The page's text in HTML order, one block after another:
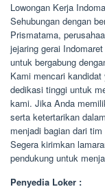
Lowongan Kerja
Sehubungan dengan
Prismatama,
jejaring gerai
untuk bergabung
Kami mencari
dedikasi tinggi untuk
kami. Jika Anda
serta ketertarikan
menjadi bagian dari
Segera kirimkan
pendukung untuk
Penyedia Loker :